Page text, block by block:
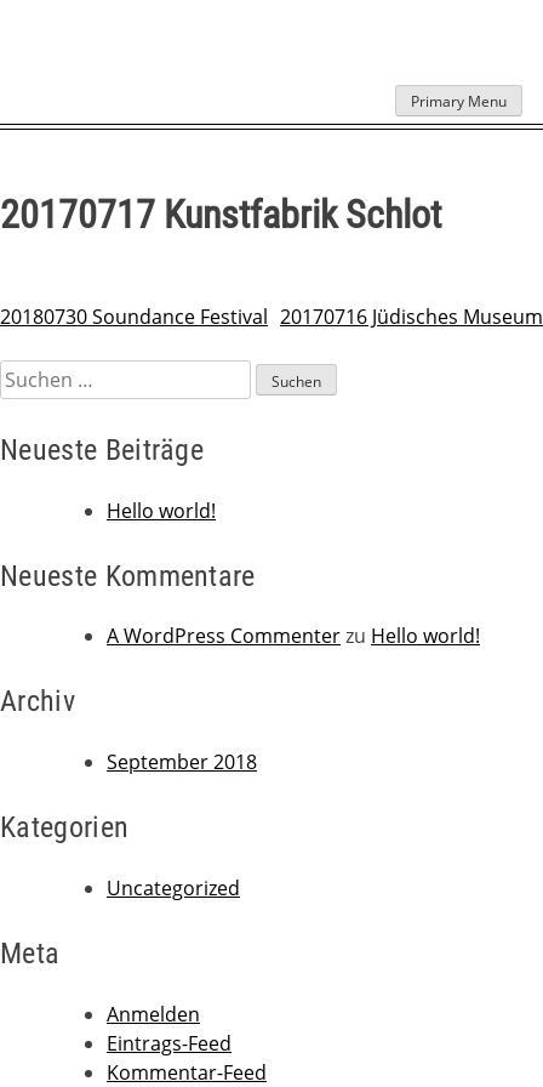
to
Primary Menu
20170717 Kunstfabrik Schlot
Beitragsnavigation
20180730 Soundance Festival 20170716 Jüdisches Museum
Suchen
nach:
Neueste Beiträge
Hello world!
Neueste Kommentare
A WordPress Commenterzu Hello world!
Archiv
September 2018
Kategorien
Uncategorized
Meta
Anmelden
Eintrags-Feed
Kommentar-Feed